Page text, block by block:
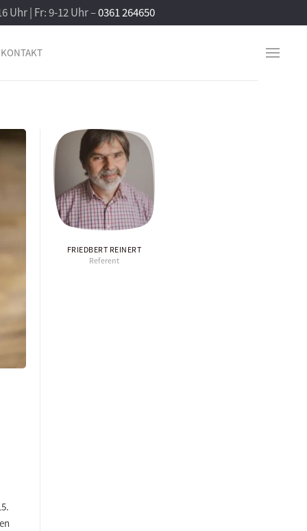
Uhr | Fr: 9-12 Uhr –0361 264650
KONTAKT
FRIEDBERT REINERT
Referent